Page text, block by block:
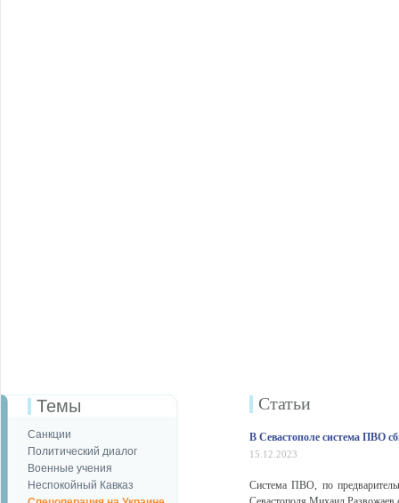
Темы
Санкции
Политический диалог
Военные учения
Неспокойный Кавказ
Статьи
В Севастополе система ПВО
15.12.2023
Система ПВО, по